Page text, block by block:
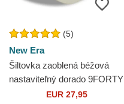
(5)
New Era
Šiltovka zaoblená béžová
nastaviteľný dorado 9FORTY
Metallic New York Yankees
EUR 27,95